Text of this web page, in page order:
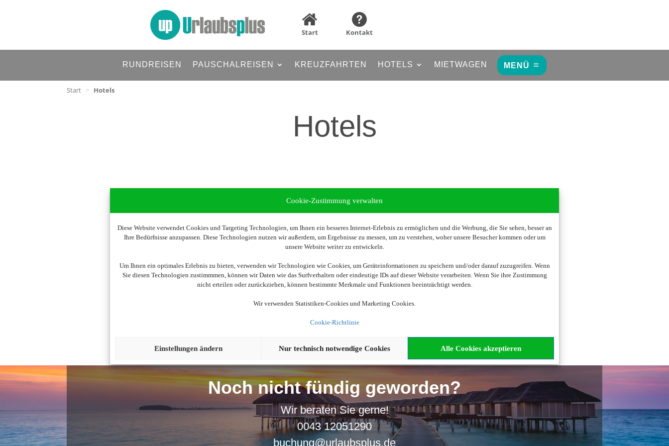
Cookie-Zustimmung verwalten
Diese Website verwendet Cookies und Targeting Technologien, um Ihnen ein besseres Internet-Erlebnis zu ermöglichen und die Werbung, die Sie sehen, besser an
Ihre Bedürfnisse anzupassen. Diese Technologien nutzen wir außerdem, um Ergebnisse zu messen, um zu verstehen, woher unsere Besucher kommen oder um
unsere Website weiter zu entwickeln.
Um Ihnen ein optimales Erlebnis zu bieten, verwenden wir Technologien wie Cookies, um Geräteinformationen zu speichern und/oder darauf zuzugreifen. Wenn
Sie diesen Technologien zustimmmen, können wir Daten wie das Surfverhalten oder eindeutige IDs auf dieser Website verarbeiten. Wenn Sie ihre Zustimmung
nicht erteilen oder zurückziehen, können bestimmte Merkmale und Funktionen beeinträchtigt werden.
Wir verwenden Statistiken-Cookies und Marketing Cookies.
Cookie-Richtlinie
Alle Cookies akzeptieren
Nur technisch notwendige Cookies
Einstellungen ändern
Start Kontakt
RUNDREISEN PAUSCHALREISEN KREUZFAHRTEN HOTELS MIETWAGEN MENÜ
Start > Hotels
Hotels
Wir brauchen Ihre Einwilligung
Um diesen Inhalt darzustellen, aktivieren Sie bitte die Cookies. Es werden ggf. personenbezogene Daten verarbeitet.
Cookies akzeptieren
Noch nicht fündig geworden?
Wir beraten Sie gerne!
0043 12051290
buchung@urlaubsplus.de